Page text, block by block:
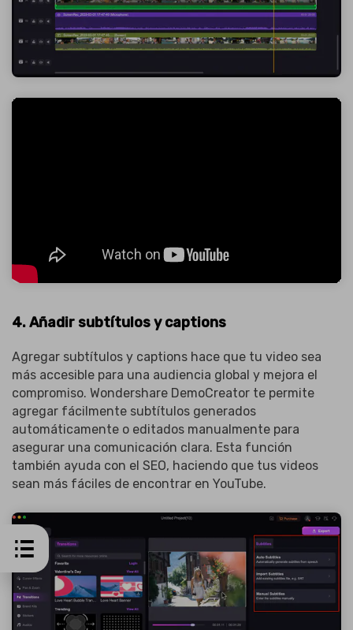
4. Añadir subtítulos y captions
Agregar subtítulos y captions hace que tu video sea
más accesible para una audiencia global y mejora el
compromiso. Wondershare DemoCreator te permite
agregar fácilmente subtítulos generados
automáticamente o editados manualmente para
asegurar una comunicación clara. Esta función
también ayuda con el SEO, haciendo que tus videos
sean más fáciles de encontrar en YouTube.